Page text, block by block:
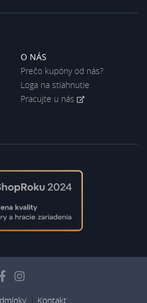
O NÁS
Prečo kupóny od nás?
Loga na stiahnutie
Pracujte u nás
Kontakt